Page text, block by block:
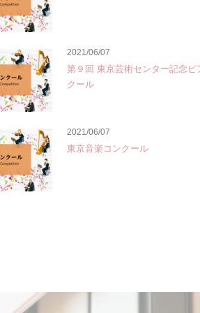
2021/06/07
第９回 東京芸術センター記念ピ
クール
2021/06/07
東京音楽コンクール